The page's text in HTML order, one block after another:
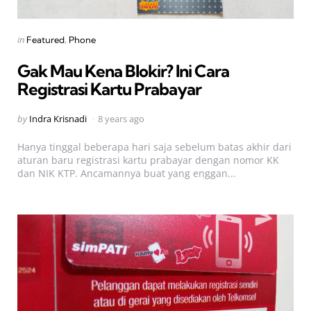
Categories
Posted
in Featured Phone
Gak Mau Kena Blokir? Ini Cara
Registrasi Kartu Prabayar
Posted
by Indra Krisnadi 8 years ago
Hanya tinggal beberapa hari saja sebelum batas akhir dari
aturan baru registrasi kartu prabayar dengan nomor KK
dan NIK KTP. Ancamannya buat yang enggan...